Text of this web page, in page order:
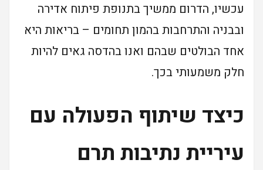
עכשיו, הדרום ממשיך בתנופת פיתוח אדירה
ובבניה והתרחבות בהמון תחומים – בריאות היא
אחד הבולטים שבהם ואנו בהדסה גאים להיות
חלק משמעותי בכך.
כיצד שיתוף הפעולה עם
עיריית נתיבות תרם